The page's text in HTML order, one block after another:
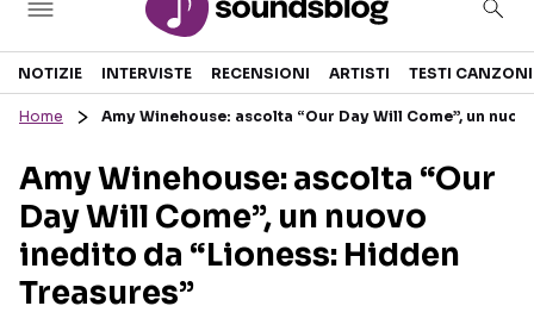
Sezioni
RECENSIONI MUSICALI
INTERVISTE
GOSSIP E CURIOSITÀ
TESTI CANZONI
TOUR ED EVENTI
TALENT SHOW
NOTIZIE INTERVISTE RECENSIONI ARTISTI TESTI CANZONI
Home Amy Winehouse: ascolta “Our Day Will Come”, un
Amy Winehouse: ascolta “Our
Day Will Come”, un nuovo
inedito da “Lioness: Hidden
Treasures”